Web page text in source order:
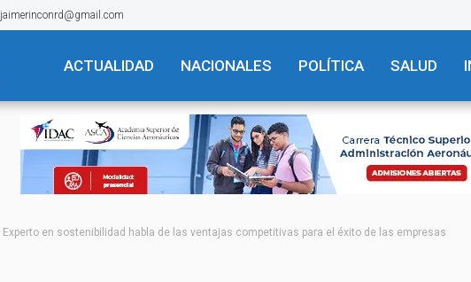
jaimerinconrd@gmail.com
ACTUALIDAD NACIONALES POLÍTICA SALUD
Experto en sostenibilidad habla de las ventajas competitivas para el éxito de las empresas